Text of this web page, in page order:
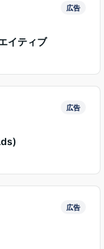
広告
イティブ
広告
広告